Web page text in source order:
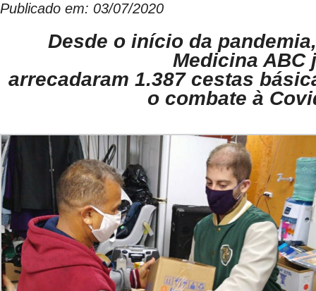
Publicado em: 03/07/2020
Desde o início da
Medicina ABC
arrecadaram 1.387 cestas
o combate à